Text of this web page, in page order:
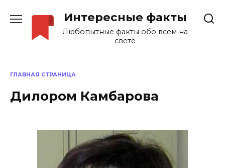
содержанию
Интересные факты
Любопытные факты обо всем на
свете
ГЛАВНАЯ СТРАНИЦА
Дилором Камбарова